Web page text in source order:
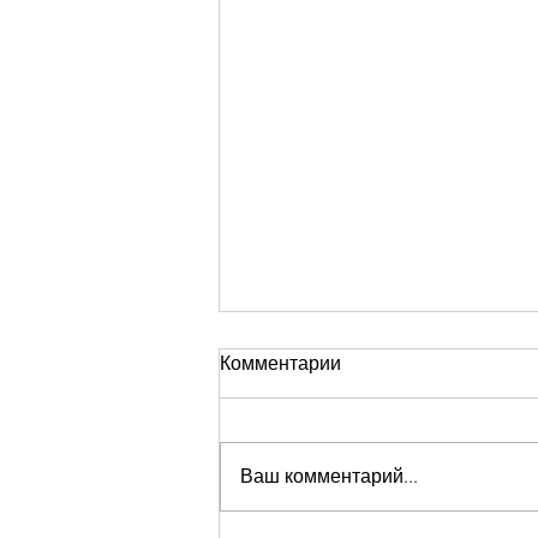
Устала быть сильной
Комментарии
Ваш комментарий...